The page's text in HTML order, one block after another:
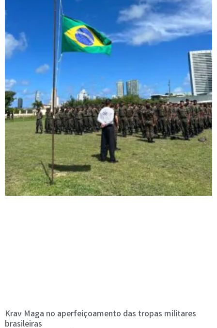
Krav Maga no aperfeiçoamento das tropas militares
brasileiras